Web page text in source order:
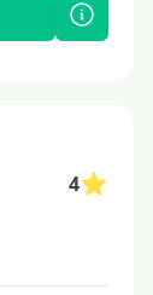
4